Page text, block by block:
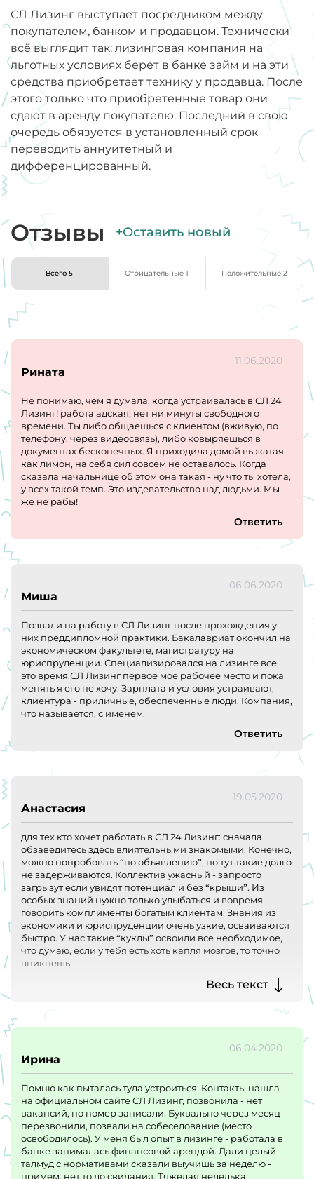
СЛ Лизинг выступает посредником между
покупателем, банком и продавцом. Технически
всё выглядит так: лизинговая компания на
льготных условиях берёт в банке займ и на эти
средства приобретает технику у продавца. После
этого только что приобретённые товар они
сдают в аренду покупателю. Последний в свою
очередь обязуется в установленный срок
переводить аннуитетный и
дифференцированный.
Отзывы +Оставить новый
Всего 5 Отрицательные 1 Положительные 2
11.06.2020
Рината
Не понимаю, чем я думала, когда устраивалась в СЛ 24
Лизинг! работа адская, нет ни минуты свободного
времени. Ты либо общаешься с клиентом (вживую, по
телефону, через видеосвязь), либо ковыряешься в
документах бесконечных. Я приходила домой выжатая
как лимон, на себя сил совсем не оставалось. Когда
сказала начальнице об этом она такая - ну что ты хотела,
у всех такой темп. Это издевательство над людьми. Мы
же не рабы!
Ответить
06.06.2020
Миша
Позвали на работу в СЛ Лизинг после прохождения у
них преддипломной практики. Бакалавриат окончил на
экономическом факультете, магистратуру на
юриспруденции. Специализировался на лизинге все
это время.СЛ Лизинг первое мое рабочее место и пока
менять я его не хочу. Зарплата и условия устраивают,
клиентура - приличные, обеспеченные люди. Компания,
что называется, с именем.
Ответить
19.05.2020
Анастасия
для тех кто хочет работать в СЛ 24 Лизинг: сначала
обзаведитесь здесь влиятельными знакомыми. Конечно,
можно попробовать “по объявлению”, но тут такие долго
не задерживаются. Коллектив ужасный - запросто
загрызут если увидят потенциал и без “крыши”. Из
особых знаний нужно только улыбаться и вовремя
говорить комплименты богатым клиентам. Знания из
экономики и юриспруденции очень узкие, осваиваются
быстро. У нас такие “куклы” освоили все необходимое,
что думаю, если у тебя есть хоть капля мозгов, то точно
вникнешь.
социальных гарантий и престижности. но искать друзей
Весь текст
06.04.2020
Ирина
Помню как пыталась туда устроиться. Контакты нашла
на официальном сайте СЛ Лизинг, позвонила - нет
вакансий, но номер записали. Буквально через месяц
перезвонили, позвали на собеседование (место
освободилось). У меня был опыт в лизинге - работала в
банке занималась финансовой арендой. Дали целый
талмуд с нормативами сказали выучишь за неделю -
примем, нет то до свидания. Тяжелая неделька